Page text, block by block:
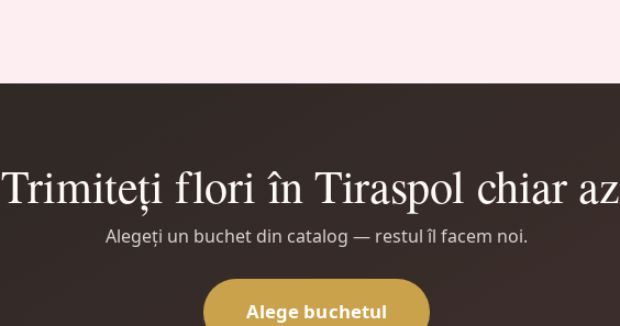
Trimiteți flori în Tiraspol chiar
Alegeți un buchet din catalog — restul îl facem noi.
Alege buchetul